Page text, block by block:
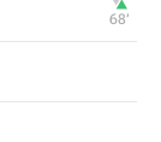
68‎’‎